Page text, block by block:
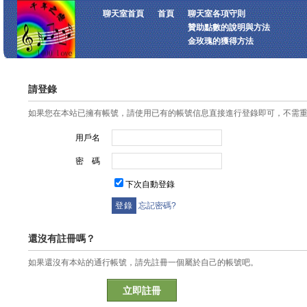
聊天室首頁 首頁
聊天室各項守則
贊助點數的說明與方法
金玫瑰的獲得方法
請登錄
如果您在本站已擁有帳號，請使用已有的帳號信息直接進行登錄即可，不需
用戶名
密 碼
下次自動登錄
忘記密碼?
還沒有註冊嗎？
如果還沒有本站的通行帳號，請先註冊一個屬於自己的帳號吧。
立即註冊